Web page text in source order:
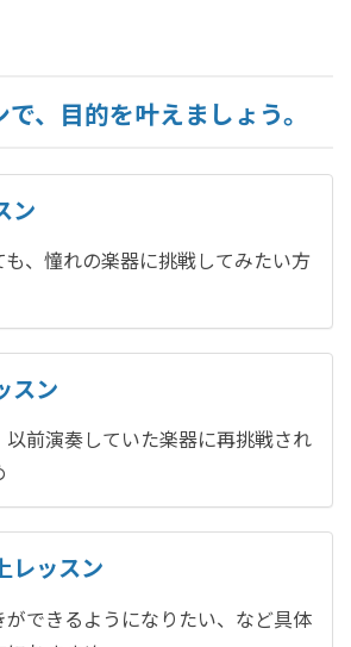
、目的を叶えましょう。
ン
、憧れの楽器に挑戦してみたい方
スン
前演奏していた楽器に再挑戦され
レッスン
できるようになりたい、など具体